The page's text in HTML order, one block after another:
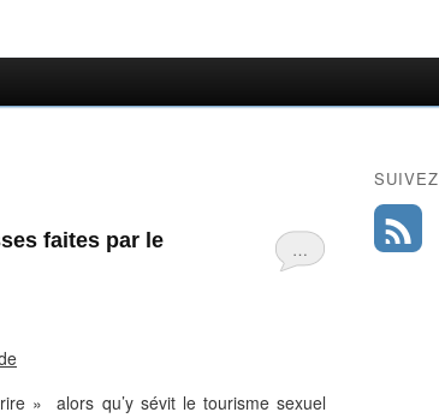
…
faites par le
» alors qu’y sévit le tourisme sexuel